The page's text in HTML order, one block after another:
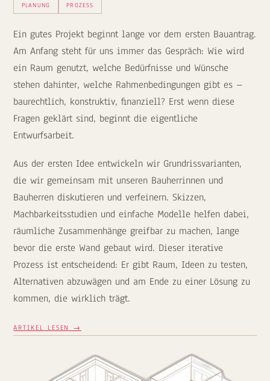
PLANUNG PROZESS
Ein gutes Projekt beginnt lange vor dem ersten Bauantrag.
Am Anfang steht für uns immer das Gespräch: Wie wird
ein Raum genutzt, welche Bedürfnisse und Wünsche
stehen dahinter, welche Rahmenbedingungen gibt es –
baurechtlich, konstruktiv, finanziell? Erst wenn diese
Fragen geklärt sind, beginnt die eigentliche
Entwurfsarbeit.
Aus der ersten Idee entwickeln wir Grundrissvarianten,
die wir gemeinsam mit unseren Bauherrinnen und
Bauherren diskutieren und verfeinern. Skizzen,
Machbarkeitsstudien und einfache Modelle helfen dabei,
räumliche Zusammenhänge greifbar zu machen, lange
bevor die erste Wand gebaut wird. Dieser iterative
Prozess ist entscheidend: Er gibt Raum, Ideen zu testen,
Alternativen abzuwägen und am Ende zu einer Lösung zu
kommen, die wirklich trägt.
ARTIKEL LESEN →